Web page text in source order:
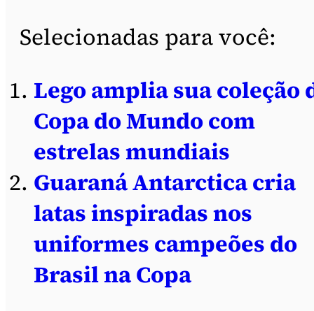
Selecionadas para você:
Lego amplia sua coleção
Copa do Mundo com
estrelas mundiais
Guaraná Antarctica cria
latas inspiradas nos
uniformes campeões do
Brasil na Copa